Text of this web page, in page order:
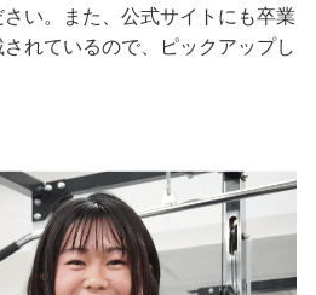
い。また、公式サイトにも卒業
れているので、ピックアップし